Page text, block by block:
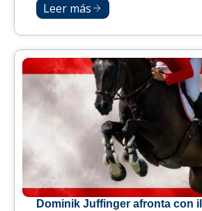
Leer más
Dominik Juffinger afronta con